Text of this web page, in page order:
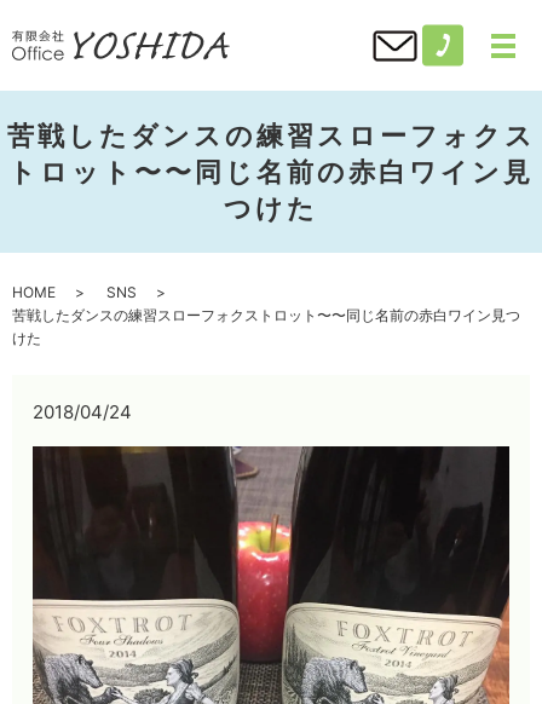
苦戦したダンスの練習スローフォクス
トロット〜〜同じ名前の赤白ワイン見
つけた
HOME
SNS
苦戦したダンスの練習スローフォクストロット〜〜同じ名前の赤白ワイン見つ
けた
2018/04/24